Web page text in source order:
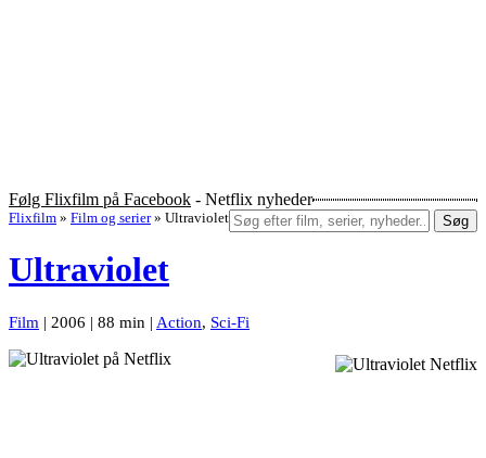
Følg Flixfilm på Facebook - Netflix nyheder
Søg
Flixfilm » Film og serier » Ultraviolet
Ultraviolet
Film | 2006 | 88 min | Action, Sci-Fi